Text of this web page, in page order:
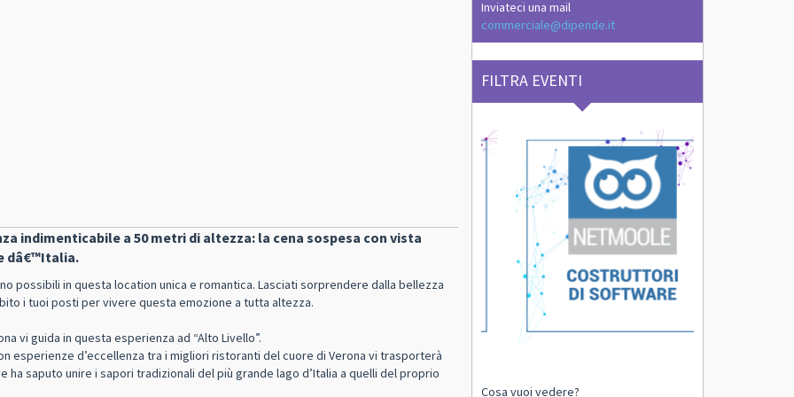
indimenticabile a 50 metri di altezza: la cena sospesa con vista
dâ€™Italia.
possibili in questa location unica e romantica. Lasciati sorprendere dalla bellezza
i tuoi posti per vivere questa emozione a tutta altezza.
vi guida in questa esperienza ad “Alto Livello”.
esperienze d’eccellenza tra i migliori ristoranti del cuore di Verona vi trasporterà
ha saputo unire i sapori tradizionali del più grande lago d’Italia a quelli del proprio
Inviateci una mail
commerciale@dipende.it
FILTRA EVENTI
Cosa vuoi vedere?